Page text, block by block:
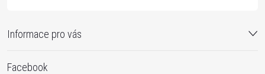
Informace pro vás
Facebook